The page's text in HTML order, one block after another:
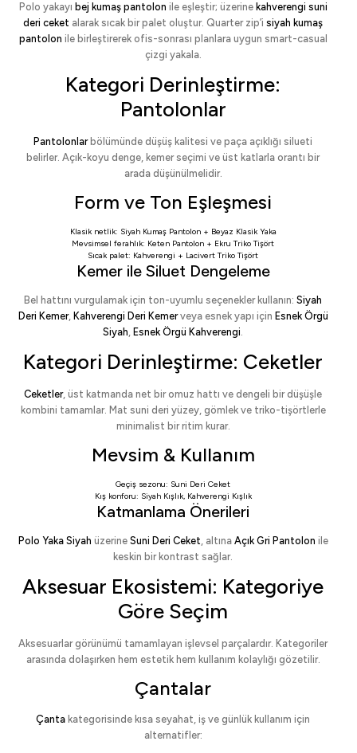
Polo yakayı bej kumaş pantolon ile eşleştir; üzerine kahverengi suni
deri ceket alarak sıcak bir palet oluştur. Quarter zip’i siyah kumaş
pantolon ile birleştirerek ofis-sonrası planlara uygun smart-casual
çizgi yakala.
Kategori Derinleştirme:
Pantolonlar
Pantolonlarbölümünde düşüş kalitesi ve paça açıklığı silueti
belirler. Açık-koyu denge, kemer seçimi ve üst katlarla orantı bir
arada düşünülmelidir.
Form ve Ton Eşleşmesi
Klasik netlik: Siyah Kumaş Pantolon+ Beyaz Klasik Yaka
Mevsimsel ferahlık: Keten Pantolon + Ekru Triko Tişört
Sıcak palet: Kahverengi + Lacivert Triko Tişört
Kemer ile Siluet Dengeleme
Bel hattını vurgulamak için ton-uyumlu seçenekler kullanın: Siyah
Deri Kemer, Kahverengi Deri Kemerveya esnek yapı için Esnek Örgü
Siyah, Esnek Örgü Kahverengi.
Kategori Derinleştirme: Ceketler
Ceketler, üst katmanda net bir omuz hattı ve dengeli bir düşüşle
kombini tamamlar. Mat suni deri yüzey, gömlek ve triko-tişörtlerle
minimalist bir ritim kurar.
Mevsim & Kullanım
Geçiş sezonu: Suni Deri Ceket
Kış konforu: Siyah Kışlık, Kahverengi Kışlık
Katmanlama Önerileri
Polo Yaka Siyah üzerine Suni Deri Ceket, altına Açık Gri Pantolon ile
keskin bir kontrast sağlar.
Aksesuar Ekosistemi: Kategoriye
Göre Seçim
Aksesuarlar görünümü tamamlayan işlevsel parçalardır. Kategoriler
arasında dolaşırken hem estetik hem kullanım kolaylığı gözetilir.
Çantalar
Çanta kategorisinde kısa seyahat, iş ve günlük kullanım için
alternatifler: